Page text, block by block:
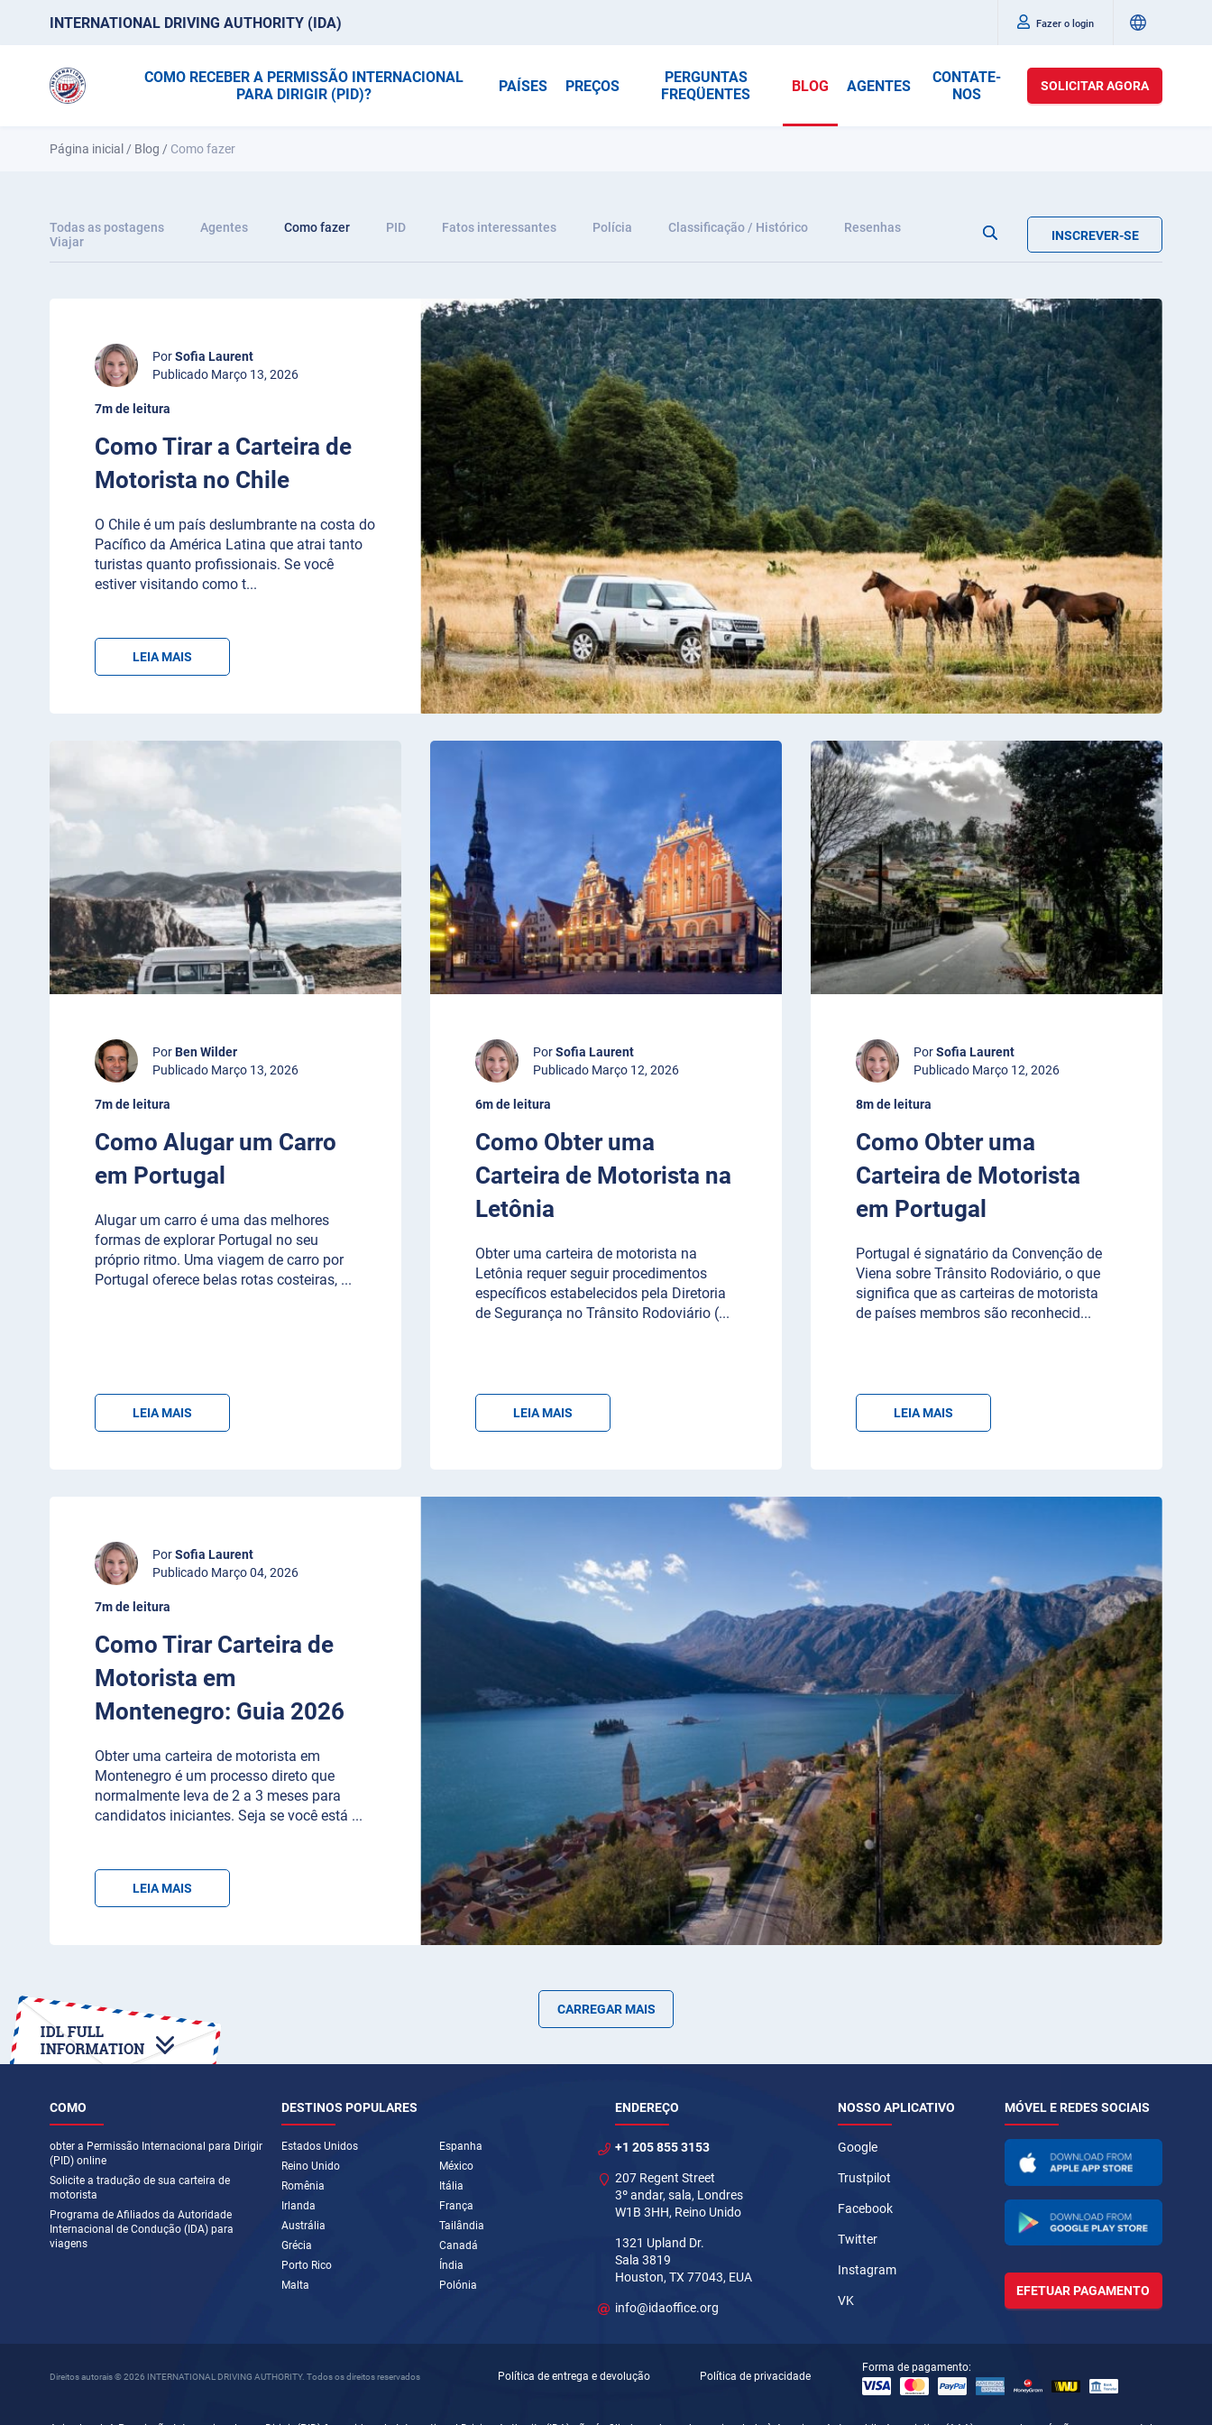
INTERNATIONAL DRIVING AUTHORITY (IDA) Fazer o login
COMO RECEBER A PERMISSÃO INTERNACIONAL
PARA DIRIGIR (PID)?
PAÍSES PREÇOS
PERGUNTAS
FREQÜENTES
BLOG AGENTES
CONTATE-
NOS
SOLICITAR AGORA
Página inicial / Blog / Como fazer
Todas as postagens Agentes Como fazer PID Fatos interessantes Polícia Classificação / Histórico
Resenhas
Viajar
INSCREVER-SE
PorSofia Laurent
Publicado Março 13, 2026
7m de leitura
Como Tirar a Carteira de
Motorista no Chile
O Chile é um país deslumbrante na costa do
Pacífico da América Latina que atrai tanto
turistas quanto profissionais. Se você
estiver visitando como t...
LEIA MAIS
PorBen Wilder
Publicado Março 13, 2026
7m de leitura
Como Alugar um Carro
em Portugal
Alugar um carro é uma das melhores
formas de explorar Portugal no seu
próprio ritmo. Uma viagem de carro por
Portugal oferece belas rotas costeiras, ...
LEIA MAIS
PorSofia Laurent
Publicado Março 12, 2026
6m de leitura
Como Obter uma
Carteira de Motorista na
Letônia
Obter uma carteira de motorista na
Letônia requer seguir procedimentos
específicos estabelecidos pela Diretoria
de Segurança no Trânsito Rodoviário (...
LEIA MAIS
Por Sofia Laurent
Publicado Março 12, 2026
8m de leitura
Como Obter uma
Carteira de Motorista
em Portugal
Portugal é signatário da Convenção de
Viena sobre Trânsito Rodoviário, o que
significa que as carteiras de motorista
de países membros são reconhecid...
LEIA MAIS
PorSofia Laurent
Publicado Março 04, 2026
7m de leitura
Como Tirar Carteira de
Motorista em
Montenegro: Guia 2026
Obter uma carteira de motorista em
Montenegro é um processo direto que
normalmente leva de 2 a 3 meses para
candidatos iniciantes. Seja se você está ...
LEIA MAIS
CARREGAR MAIS
COMO
obter a Permissão Internacional para Dirigir
(PID) online
Solicite a tradução de sua carteira de
motorista
Programa de Afiliados da Autoridade
Internacional de Condução (IDA) para
viagens
DESTINOS POPULARES
Estados Unidos
Reino Unido
Romênia
Irlanda
Austrália
Grécia
Porto Rico
Malta
Espanha
México
Itália
França
Tailândia
Canadá
Índia
Polónia
ENDEREÇO
+1 205 855 3153
207 Regent Street
3º andar, sala, Londres
W1B 3HH, Reino Unido
1321 Upland Dr.
Sala 3819
Houston, TX 77043, EUA
info@idaoffice.org
NOSSO APLICATIVO
Google
Trustpilot
Facebook
Twitter
Instagram
VK
MÓVEL E REDES SOCIAIS
EFETUAR PAGAMENTO
Direitos autorais © 2026 INTERNATIONAL DRIVING AUTHORITY. Todos os direitos reservados Política de entrega e devolução Política de privacidade
Forma de pagamento: